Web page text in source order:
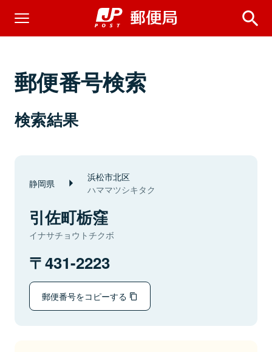
郵便番号検索
検索結果
静岡県 浜松市北区
ハママツシキタク
引佐町栃窪
イナサチョウトチクボ
431-2223
郵便番号をコピーする